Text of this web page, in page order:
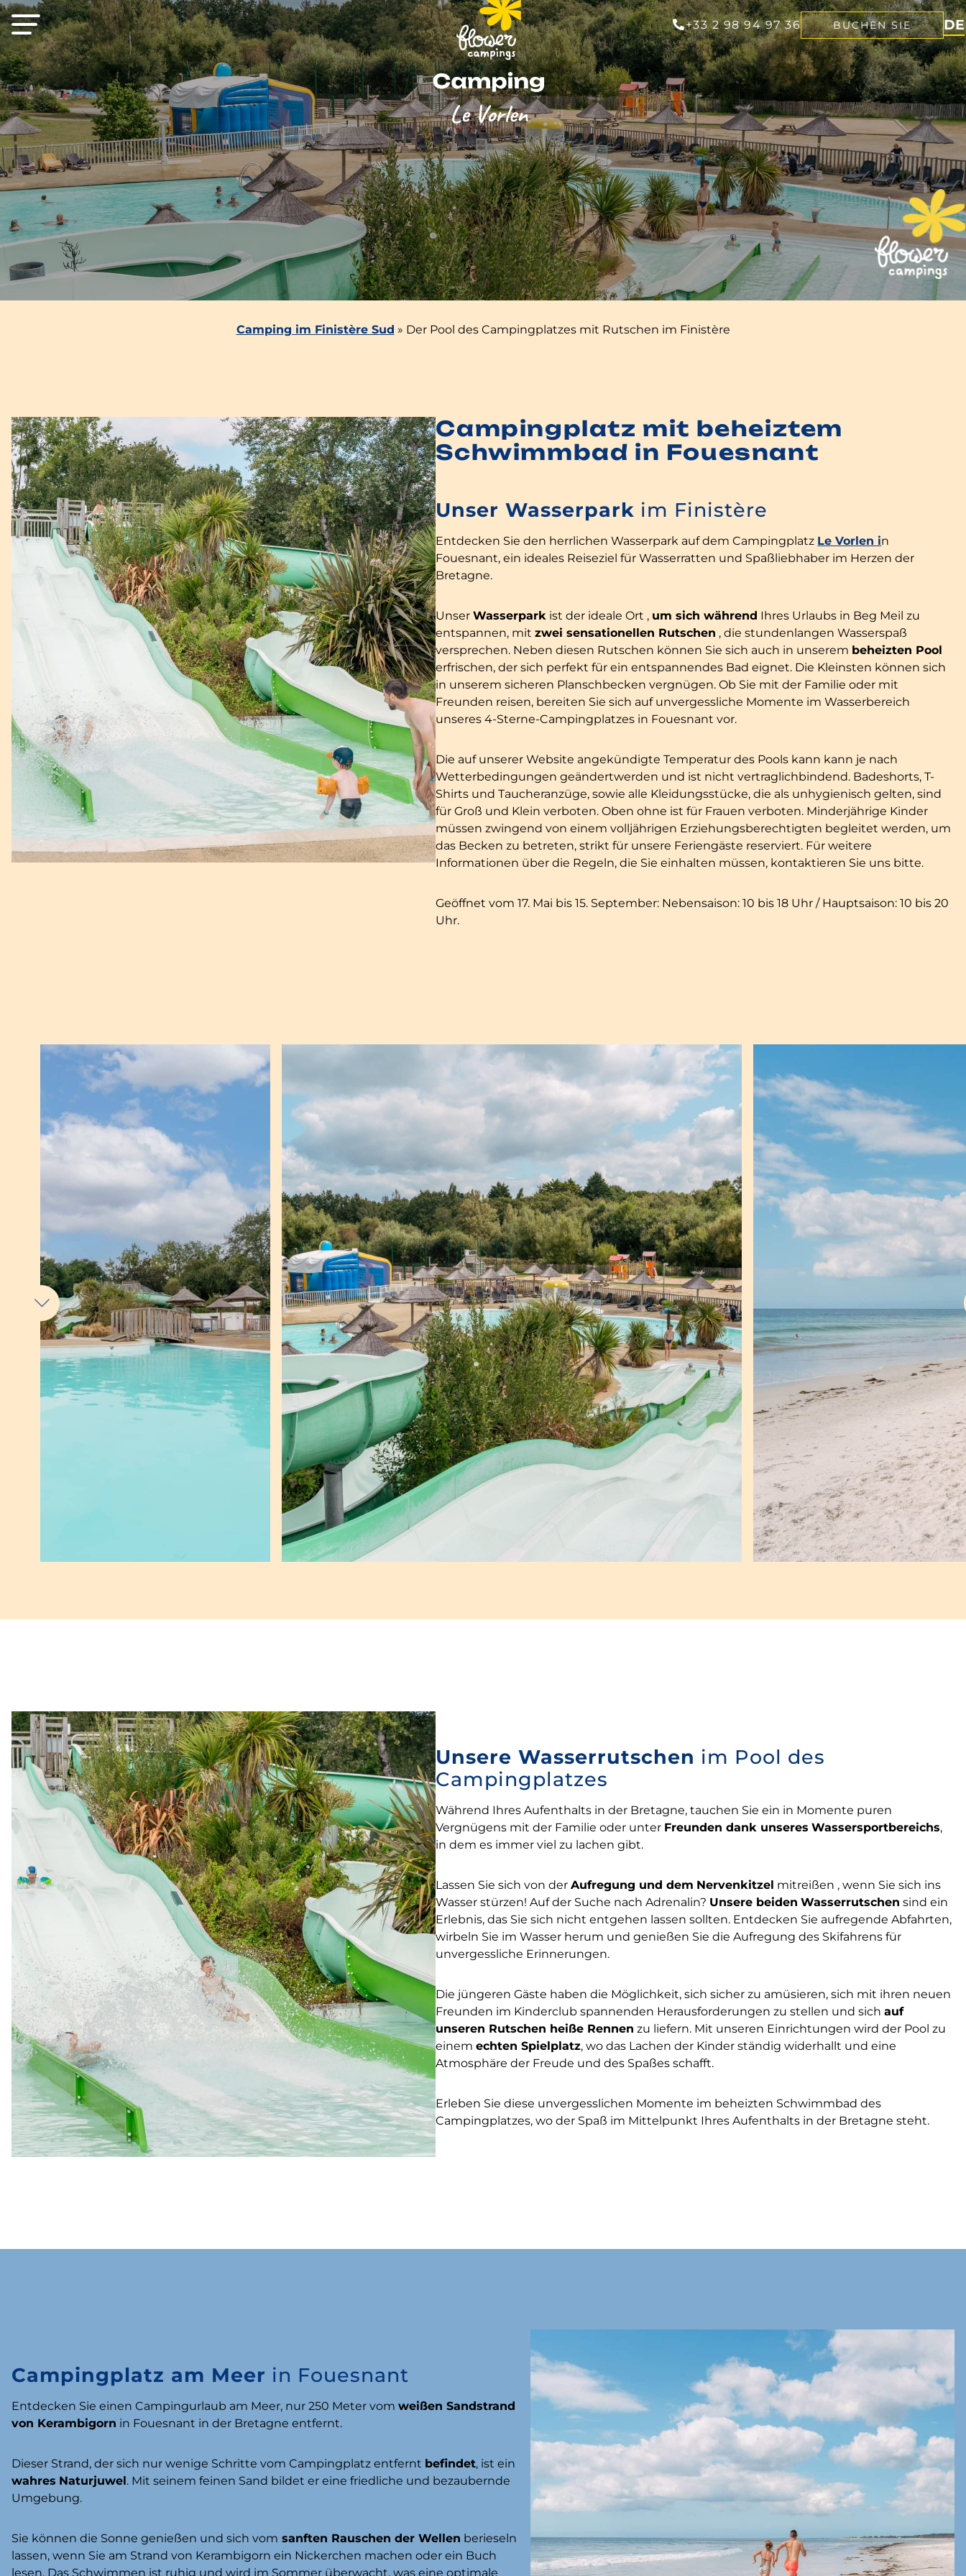
+33 2 98 94 97 36 BUCHEN SIE
FR
EN
NL
DE
Camping im Finistère Sud » Der Pool des Campingplatzes mit Rutschen im Finistère
Campingplatz mit beheiztem
Schwimmbad in Fouesnant
Unser Wasserpark im Finistère
Entdecken Sie den herrlichen Wasserpark auf dem Campingplatz Le Vorlen in
Fouesnant, ein ideales Reiseziel für Wasserratten und Spaßliebhaber im Herzen der
Bretagne.
UnserWasserpark ist der ideale Ort , um sich während Ihres Urlaubs in Beg Meil zu
entspannen, mitzwei sensationellen Rutschen , die stundenlangen Wasserspaß
versprechen. Neben diesen Rutschen können Sie sich auch in unserem beheizten Pool
erfrischen, der sich perfekt für ein entspannendes Bad eignet. Die Kleinsten können sich
in unserem sicheren Planschbecken vergnügen. Ob Sie mit der Familie oder mit
Freunden reisen, bereiten Sie sich auf unvergessliche Momente im Wasserbereich
unseres 4-Sterne-Campingplatzes in Fouesnant vor.
Die auf unserer Website angekündigte Temperatur des Pools kann kann je nach
Wetterbedingungen geändertwerden und ist nicht vertraglichbindend. Badeshorts, T-
Shirts und Taucheranzüge, sowie alle Kleidungsstücke, die als unhygienisch gelten, sind
für Groß und Klein verboten. Oben ohne ist für Frauen verboten. Minderjährige Kinder
müssen zwingend von einem volljährigen Erziehungsberechtigten begleitet werden, um
das Becken zu betreten, strikt für unsere Feriengäste reserviert. Für weitere
Informationen über die Regeln, die Sie einhalten müssen, kontaktieren Sie uns bitte.
Geöffnet vom 17. Mai bis 15. September: Nebensaison: 10 bis 18 Uhr / Hauptsaison: 10 bis 20
Uhr.
Unsere Wasserrutschen im Pool des
Campingplatzes
Während Ihres Aufenthalts in der Bretagne, tauchen Sie ein in Momente puren
Vergnügens mit der Familie oder unter Freunden dank unseres Wassersportbereichs,
in dem es immer viel zu lachen gibt.
Lassen Sie sich von derAufregung und dem Nervenkitzel mitreißen , wenn Sie sich ins
Wasser stürzen! Auf der Suche nach Adrenalin? Unsere beiden Wasserrutschen sind ein
Erlebnis, das Sie sich nicht entgehen lassen sollten. Entdecken Sie aufregende Abfahrten,
wirbeln Sie im Wasser herum und genießen Sie die Aufregung des Skifahrens für
unvergessliche Erinnerungen.
Die jüngeren Gäste haben die Möglichkeit, sich sicher zu amüsieren, sich mit ihren neuen
Freunden im Kinderclub spannenden Herausforderungen zu stellen und sichauf
unseren Rutschen heiße Rennen zu liefern. Mit unseren Einrichtungen wird der Pool zu
einemechten Spielplatz, wo das Lachen der Kinder ständig widerhallt und eine
Atmosphäre der Freude und des Spaßes schafft.
Erleben Sie diese unvergesslichen Momente im beheizten Schwimmbad des
Campingplatzes, wo der Spaß im Mittelpunkt Ihres Aufenthalts in der Bretagne steht.
Campingplatz am Meer in Fouesnant
Entdecken Sie einen Campingurlaub am Meer, nur 250 Meter vom weißen Sandstrand
von Kerambigorn in Fouesnant in der Bretagne entfernt.
Dieser Strand, der sich nur wenige Schritte vom Campingplatz entfernt befindet, ist ein
wahres Naturjuwel. Mit seinem feinen Sand bildet er eine friedliche und bezaubernde
Umgebung.
Sie können die Sonne genießen und sich vom sanften Rauschen der Wellen berieseln
lassen, wenn Sie am Strand von Kerambigorn ein Nickerchen machen oder ein Buch
lesen. Das Schwimmen ist ruhig und wird im Sommer überwacht, was eine optimale